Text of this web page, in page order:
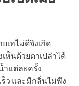
เทไม่ดีจึงเกิด
ห็นด้วยตาเปล่าได้
ำแต่ละครั้ง
ร็ว และมีกลิ่นไม่พึง